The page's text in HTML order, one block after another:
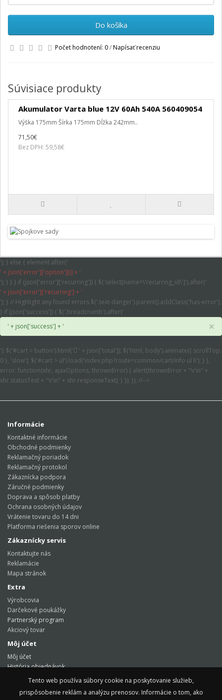
Tento web používa súbory cookie na poskytovanie služieb,
prispôsobenie reklám a analýzu prenosov. Informácie o tom, ako
Tento web používa súbory cookie na poskytovanie služieb,
prispôsobenie reklám a analýzu prenosov. Informácie o tom, ako
Do košíka
Počet hodnotení: 0/Napísať recenziu
Súvisiace produkty
Akumulator Varta blue 12V 60Ah 540A 560409054
Výška 175mm Šírka 175mm Dĺžka 242mm..
71,50€
Bez DPH: 59,58€
'); } else { element.after('
' + json['error']['option'][i] + '
'); } } } if (json['error']['recurring']) { $('select[name=\'recurring_id\']').after('
' + json['error']['recurring'] + '
'); } // Highlight any found errors $('.text-danger').parent().addClass('has-error');
} if (json['success']) { $('.breadcrumb').after('
' + json['success'] + '
×
'); $('#cart > button').html('
' + json['total']); $('html, body').animate({ scrollTop:
0 }, 'slow'); $('#cart > ul').load('index.php?route=common/cart/info ul li'); } },
error: function(xhr, ajaxOptions, thrownError) { alert(thrownError + "\r\n" +
xhr.statusText + "\r\n" + xhr.responseText); } }); }); //-->
Informácie
Kontaktné informácie
Obchodné podmienky
Reklamačný poriadok
Reklamačný protokol
Zákaznícka podpora
Záručné podmienky
Doprava a spôsob platby
Ochrana osobných údajov
Vrátenie tovaru do 14 dni
Platforma riešenia sporov online
Zákaznícky servis
Kontaktujte nás
Reklamácie
Mapa stránok
Extra
Výrobcovia
Darčekové poukážky
Partnerský program
Akciový tovar
Môj účet
Môj účet
História objednávok
Obľúbené produkty